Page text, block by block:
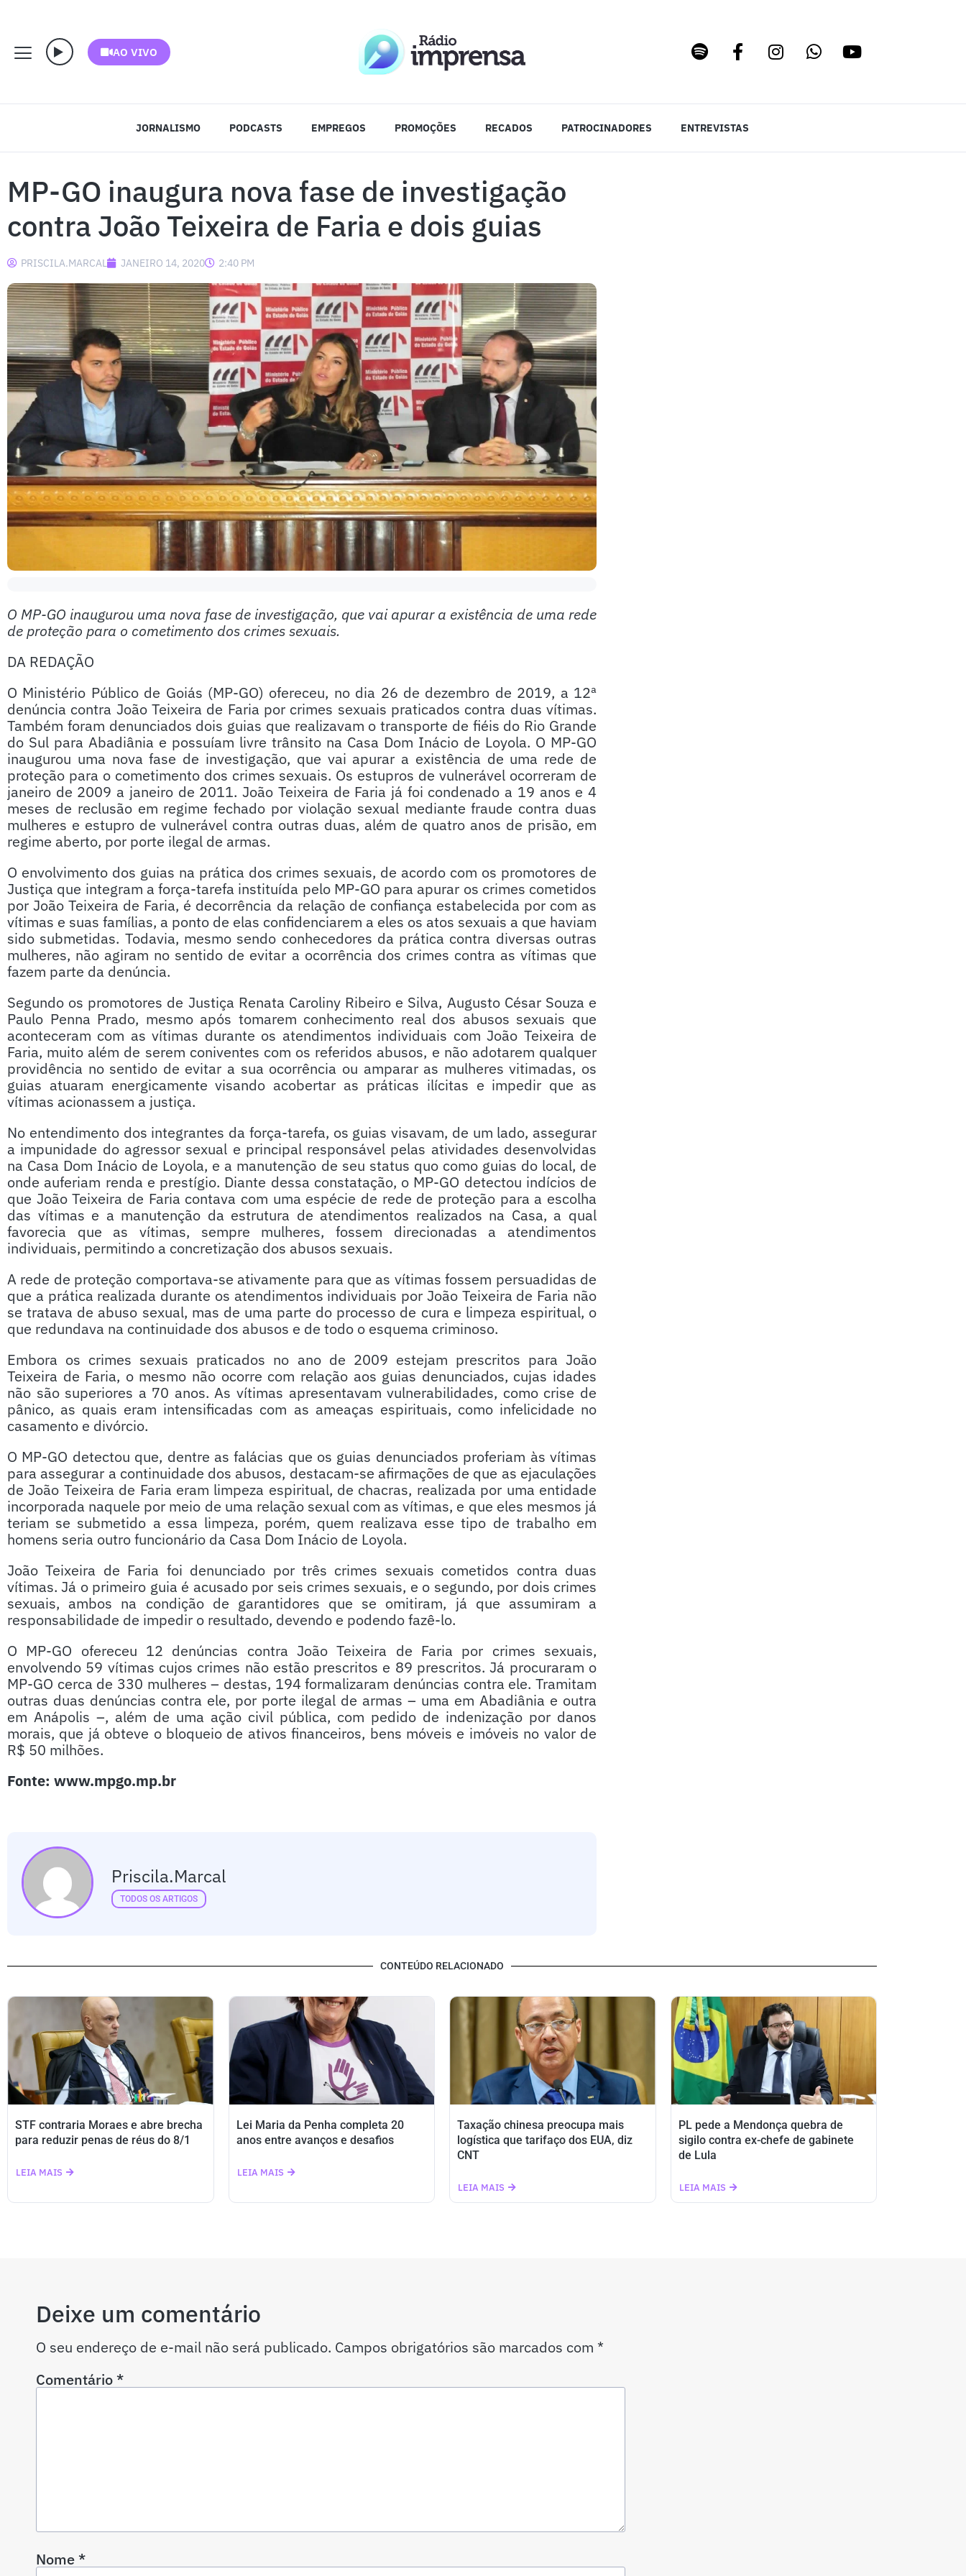
AO VIVO
JORNALISMO PODCASTS EMPREGOS PROMOÇÕES RECADOS PATROCINADORES ENTREVISTAS
MP-GO inaugura nova fase de investigação
contra João Teixeira de Faria e dois guias
PRISCILA.MARCAL JANEIRO 14, 2020 2:40 PM
O MP-GO inaugurou uma nova fase de investigação, que vai apurar a existência de uma rede
de proteção para o cometimento dos crimes sexuais.
DA REDAÇÃO
O Ministério Público de Goiás (MP-GO) ofereceu, no dia 26 de dezembro de 2019, a 12ª
denúncia contra João Teixeira de Faria por crimes sexuais praticados contra duas vítimas.
Também foram denunciados dois guias que realizavam o transporte de fiéis do Rio Grande
do Sul para Abadiânia e possuíam livre trânsito na Casa Dom Inácio de Loyola. O MP-GO
inaugurou uma nova fase de investigação, que vai apurar a existência de uma rede de
proteção para o cometimento dos crimes sexuais. Os estupros de vulnerável ocorreram de
janeiro de 2009 a janeiro de 2011. João Teixeira de Faria já foi condenado a 19 anos e 4
meses de reclusão em regime fechado por violação sexual mediante fraude contra duas
mulheres e estupro de vulnerável contra outras duas, além de quatro anos de prisão, em
regime aberto, por porte ilegal de armas.
O envolvimento dos guias na prática dos crimes sexuais, de acordo com os promotores de
Justiça que integram a força-tarefa instituída pelo MP-GO para apurar os crimes cometidos
por João Teixeira de Faria, é decorrência da relação de confiança estabelecida por com as
vítimas e suas famílias, a ponto de elas confidenciarem a eles os atos sexuais a que haviam
sido submetidas. Todavia, mesmo sendo conhecedores da prática contra diversas outras
mulheres, não agiram no sentido de evitar a ocorrência dos crimes contra as vítimas que
fazem parte da denúncia.
Segundo os promotores de Justiça Renata Caroliny Ribeiro e Silva, Augusto César Souza e
Paulo Penna Prado, mesmo após tomarem conhecimento real dos abusos sexuais que
aconteceram com as vítimas durante os atendimentos individuais com João Teixeira de
Faria, muito além de serem coniventes com os referidos abusos, e não adotarem qualquer
providência no sentido de evitar a sua ocorrência ou amparar as mulheres vitimadas, os
guias atuaram energicamente visando acobertar as práticas ilícitas e impedir que as
vítimas acionassem a justiça.
No entendimento dos integrantes da força-tarefa, os guias visavam, de um lado, assegurar
a impunidade do agressor sexual e principal responsável pelas atividades desenvolvidas
na Casa Dom Inácio de Loyola, e a manutenção de seu status quo como guias do local, de
onde auferiam renda e prestígio. Diante dessa constatação, o MP-GO detectou indícios de
que João Teixeira de Faria contava com uma espécie de rede de proteção para a escolha
das vítimas e a manutenção da estrutura de atendimentos realizados na Casa, a qual
favorecia que as vítimas, sempre mulheres, fossem direcionadas a atendimentos
individuais, permitindo a concretização dos abusos sexuais.
A rede de proteção comportava-se ativamente para que as vítimas fossem persuadidas de
que a prática realizada durante os atendimentos individuais por João Teixeira de Faria não
se tratava de abuso sexual, mas de uma parte do processo de cura e limpeza espiritual, o
que redundava na continuidade dos abusos e de todo o esquema criminoso.
Embora os crimes sexuais praticados no ano de 2009 estejam prescritos para João
Teixeira de Faria, o mesmo não ocorre com relação aos guias denunciados, cujas idades
não são superiores a 70 anos. As vítimas apresentavam vulnerabilidades, como crise de
pânico, as quais eram intensificadas com as ameaças espirituais, como infelicidade no
casamento e divórcio.
O MP-GO detectou que, dentre as falácias que os guias denunciados proferiam às vítimas
para assegurar a continuidade dos abusos, destacam-se afirmações de que as ejaculações
de João Teixeira de Faria eram limpeza espiritual, de chacras, realizada por uma entidade
incorporada naquele por meio de uma relação sexual com as vítimas, e que eles mesmos já
teriam se submetido a essa limpeza, porém, quem realizava esse tipo de trabalho em
homens seria outro funcionário da Casa Dom Inácio de Loyola.
João Teixeira de Faria foi denunciado por três crimes sexuais cometidos contra duas
vítimas. Já o primeiro guia é acusado por seis crimes sexuais, e o segundo, por dois crimes
sexuais, ambos na condição de garantidores que se omitiram, já que assumiram a
responsabilidade de impedir o resultado, devendo e podendo fazê-lo.
O MP-GO ofereceu 12 denúncias contra João Teixeira de Faria por crimes sexuais,
envolvendo 59 vítimas cujos crimes não estão prescritos e 89 prescritos. Já procuraram o
MP-GO cerca de 330 mulheres – destas, 194 formalizaram denúncias contra ele. Tramitam
outras duas denúncias contra ele, por porte ilegal de armas – uma em Abadiânia e outra
em Anápolis –, além de uma ação civil pública, com pedido de indenização por danos
morais, que já obteve o bloqueio de ativos financeiros, bens móveis e imóveis no valor de
R$ 50 milhões.
Fonte: www.mpgo.mp.br
Priscila.marcal
TODOS OS ARTIGOS
CONTEÚDO RELACIONADO
STF contraria Moraes e abre brecha
para reduzir penas de réus do 8/1
LEIA MAIS
Lei Maria da Penha completa 20
anos entre avanços e desafios
LEIA MAIS
Taxação chinesa preocupa mais
logística que tarifaço dos EUA, diz
CNT
LEIA MAIS
PL pede a Mendonça quebra de
sigilo contra ex-chefe de gabinete
de Lula
LEIA MAIS
Deixe um comentário
O seu endereço de e-mail não será publicado. Campos obrigatórios são marcados com *
Comentário*
Nome*